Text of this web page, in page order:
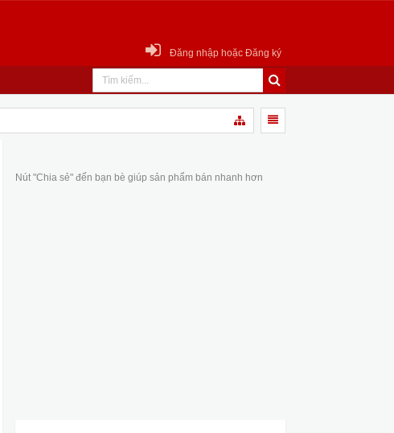
Đăng nhập hoặc Đăng ký
Nút "Chia sẻ" đến bạn bè giúp sản phẩm bán nhanh hơn